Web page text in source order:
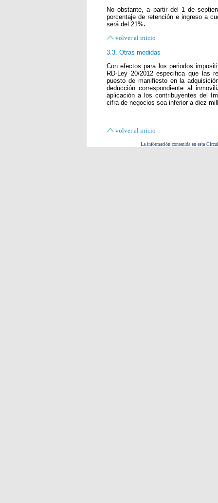
No obstante, a partir del 1 de
porcentaje de retención e ingreso a
será del 21%.
volver al inicio
3.3. Otras medidas
Con efectos para los periodos
RD-Ley 20/2012 especifica que las
puesto de manifiesto en la
deducción correspondiente al
aplicación a los contribuyentes del
cifra de negocios sea inferior a diez
volver al inicio
La información contenida en esta